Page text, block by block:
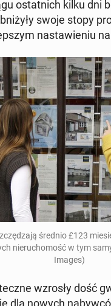
ostat­nich kilku dni
swoje stopy
na­sta­wie­niu
średnio £123
nie­ru­cho­mość w tym
Images)
wzrosły dość
dla nowych